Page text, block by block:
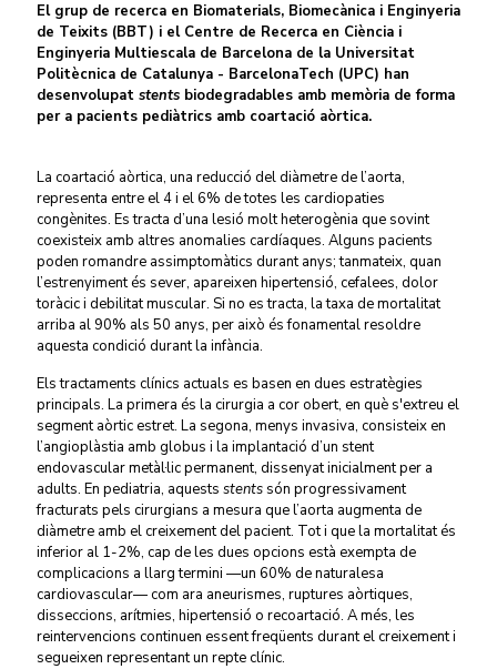
El grup de recerca en Biomaterials, Biomecànica i Enginyeria
de Teixits (BBT) i el Centre de Recerca en Ciència i
Enginyeria Multiescala de Barcelona de la Universitat
Politècnica de Catalunya - BarcelonaTech (UPC) han
desenvolupat stents biodegradables amb memòria de forma
per a pacients pediàtrics amb coartació aòrtica.
La coartació aòrtica, una reducció del diàmetre de l’aorta,
representa entre el 4 i el 6% de totes les cardiopaties
congènites. Es tracta d’una lesió molt heterogènia que sovint
coexisteix amb altres anomalies cardíaques. Alguns pacients
poden romandre assimptomàtics durant anys; tanmateix, quan
l’estrenyiment és sever, apareixen hipertensió, cefalees, dolor
toràcic i debilitat muscular. Si no es tracta, la taxa de mortalitat
arriba al 90% als 50 anys, per això és fonamental resoldre
aquesta condició durant la infància.
Els tractaments clínics actuals es basen en dues estratègies
principals. La primera és la cirurgia a cor obert, en què s'extreu el
segment aòrtic estret. La segona, menys invasiva, consisteix en
l’angioplàstia amb globus i la implantació d’un stent
endovascular metàl·lic permanent, dissenyat inicialment per a
adults. En pediatria, aquests stents són progressivament
fracturats pels cirurgians a mesura que l’aorta augmenta de
diàmetre amb el creixement del pacient. Tot i que la mortalitat és
inferior al 1-2%, cap de les dues opcions està exempta de
complicacions a llarg termini —un 60% de naturalesa
cardiovascular— com ara aneurismes, ruptures aòrtiques,
disseccions, arítmies, hipertensió o recoartació. A més, les
reintervencions continuen essent freqüents durant el creixement i
segueixen representant un repte clínic.